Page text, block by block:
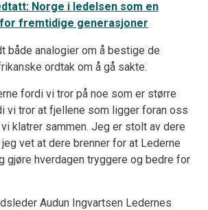
Norge i ledelsen som en
fremtidige generasjoner
både analogier om å bestige de
ordtak om å gå sakte.
fordi vi tror på noe som er større
vi tror at fjellene som ligger foran oss
klatrer sammen. Jeg er stolt av dere
vet at dere brenner for at Lederne
gjøre hverdagen tryggere og bedre for
Audun Ingvartsen Ledernes